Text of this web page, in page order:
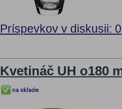
Príspevkov v diskusii: 0
Kvetináč UH o180